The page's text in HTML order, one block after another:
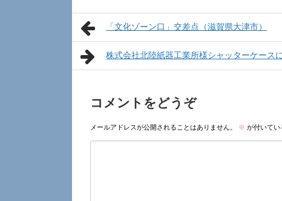
「文化ゾーン口」交差点（滋賀県大津市）
株式会社北陸紙器工業所様シャッターケース
コメントをどうぞ
メールアドレスが公開されることはありません。 ※ が付いてい